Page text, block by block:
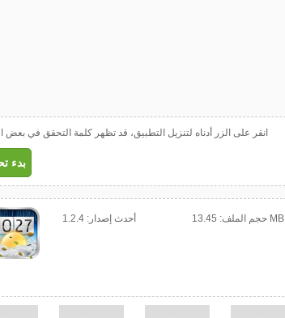
انقر على الزر أدناه لتنزيل التطبيق، قد تظهر كلمة التحقق في بعض
بدء
أحدث إصدار: 1.2.4 حجم الملف: 13.45 MB